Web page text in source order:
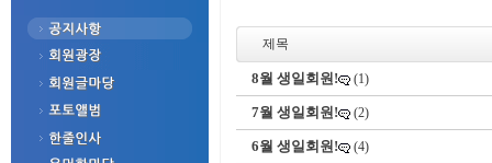
제목
8월 생일회원! (1)
7월 생일회원! (2)
6월 생일회원! (4)